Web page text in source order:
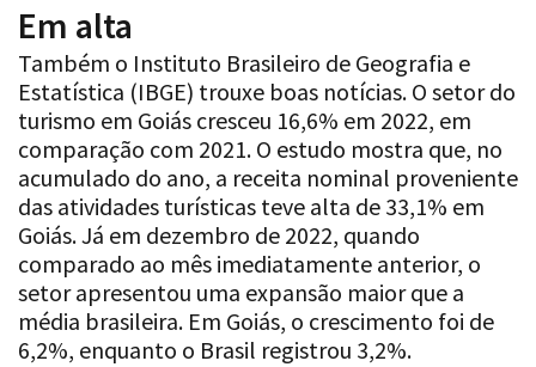
Em alta
Também o Instituto Brasileiro de Geografia e
Estatística (IBGE) trouxe boas notícias. O setor do
turismo em Goiás cresceu 16,6% em 2022, em
comparação com 2021. O estudo mostra que, no
acumulado do ano, a receita nominal proveniente
das atividades turísticas teve alta de 33,1% em
Goiás. Já em dezembro de 2022, quando
comparado ao mês imediatamente anterior, o
setor apresentou uma expansão maior que a
média brasileira. Em Goiás, o crescimento foi de
6,2%, enquanto o Brasil registrou 3,2%.